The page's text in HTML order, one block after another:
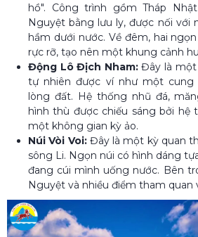
hồ". Công trình gồm Tháp
Nguyệt bằng lưu ly, được nối với
hầm dưới nước. Về đêm, hai
rực rỡ, tạo nên một khung cảnh
Động Lô Địch Nham:Đây là một
tự nhiên được ví như một cung
lòng đất. Hệ thống nhũ đá,
hình thù được chiếu sáng bởi hệ
một không gian kỳ ảo.
Núi Vòi Voi: Đây là một kỳ quan
sông Li. Ngọn núi có hình dáng
đang cúi mình uống nước. Bên
Nguyệt và nhiều điểm tham quan